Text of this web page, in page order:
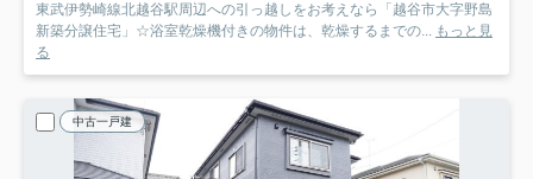
東武伊勢崎線北越谷駅周辺への引っ越しをお考えなら「越谷市大字野島
新築分譲住宅」☆浴室乾燥機付きの物件は、乾燥するまでの... もっと見
る
中古一戸建